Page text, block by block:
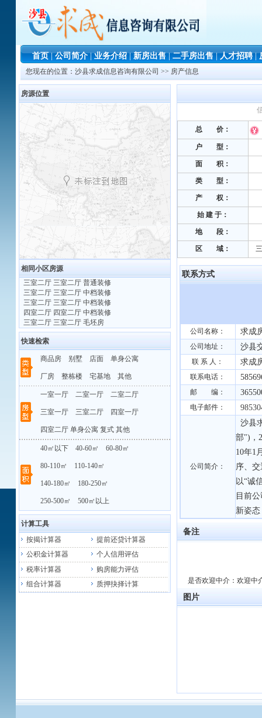
首页|公司简介|业务介绍|新房出售|二手房出售|人才招聘|
您现在的位置： 沙县求成信息咨询有限公司 >> 房产信息
房源位置
相同小区房源
三室二厅 三室二厅 普通装修
三室二厅 三室二厅 中档装修
三室二厅 三室二厅 中档装修
四室二厅 四室二厅 中档装修
三室二厅 三室二厅 毛坯房
快速检索
商品房 别墅 店面 单身公寓
厂房 整栋楼 宅基地 其他
一室一厅 二室一厅 二室二厅
三室一厅 三室二厅 四室一厅
四室二厅 单身公寓 复式 其他
40㎡以下 40-60㎡ 60-80㎡
80-110㎡ 110-140㎡
140-180㎡ 180-250㎡
250-500㎡ 500㎡以上
计算工具
按揭计算器
提前还贷计算器
公积金计算器
个人信用评估
税率计算器
购房能力评估
组合计算器
质押抉择计算
总 价：
户 型：
面 积：
类 型：
产 权：
始 建 于：
地 段：
区 域： 三
联系方式
公司名称： 求成
公司地址： 沙县
联 系 人： 求成
联系电话：
邮 编：
电子邮件：
公司简介：
沙县
部")，
10年1
序、
以“诚
目前
新姿
备注
是否欢迎中介：欢迎中
图片